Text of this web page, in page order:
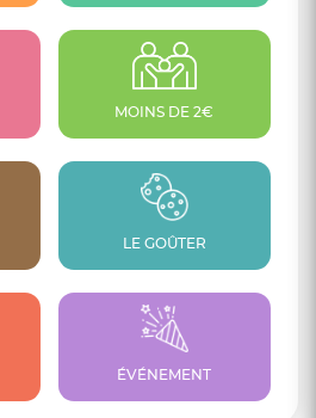
MOINS DE 2€
LE GOÛTER
ÉVÉNEMENT